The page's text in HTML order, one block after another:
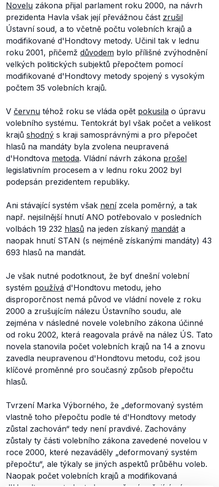
Novelu zákona přijal parlament roku 2000, na návrh
prezidenta Havla však její převážnou část zrušil
Ústavní soud, a to včetně počtu volebních krajů a
modifikované d'Hondtovy metody. Učinil tak v lednu
roku 2001, přičemž důvodem bylo přílišné zvýhodnění
velkých politických subjektů přepočtem pomocí
modifikované d'Hondtovy metody spojený s vysokým
počtem 35 volebních krajů.
V červnu téhož roku se vláda opět pokusila o úpravu
volebního systému. Tentokrát byl však počet a velikost
krajů shodný s kraji samosprávnými a pro přepočet
hlasů na mandáty byla zvolena neupravená
d'Hondtova metoda. Vládní návrh zákona prošel
legislativním procesem a v lednu roku 2002 byl
podepsán prezidentem republiky.
Ani stávající systém však nenízcela poměrný, a tak
např. nejsilnější hnutí ANO potřebovalo v posledních
volbách 19 232 hlasů na jeden získaný mandát a
naopak hnutí STAN (s nejméně získanými mandáty) 43
693 hlasů na mandát.
Je však nutné podotknout, že byť dnešní volební
systém používá d'Hondtovu metodu, jeho
disproporčnost nemá původ ve vládní novele z roku
2000 a zrušujícím nálezu Ústavního soudu, ale
zejména v následné novele volebního zákona účinné
od roku 2002, která reagovala právě na nález ÚS. Tato
novela stanovila počet volebních krajů na 14 a znovu
zavedla neupravenou d'Hondtovu metodu, což jsou
klíčové proměnné pro současný způsob přepočtu
hlasů.
Tvrzení Marka Výborného, že „deformovaný systém
vlastně toho přepočtu podle té d'Hondtovy metody
zůstal zachován“ tedy není pravdivé. Zachovány
zůstaly ty části volebního zákona zavedené novelou v
roce 2000, které nezaváděly „deformovaný systém
přepočtu“, ale týkaly se jiných aspektů průběhu voleb.
Naopak počet volebních krajů a modifikovaná